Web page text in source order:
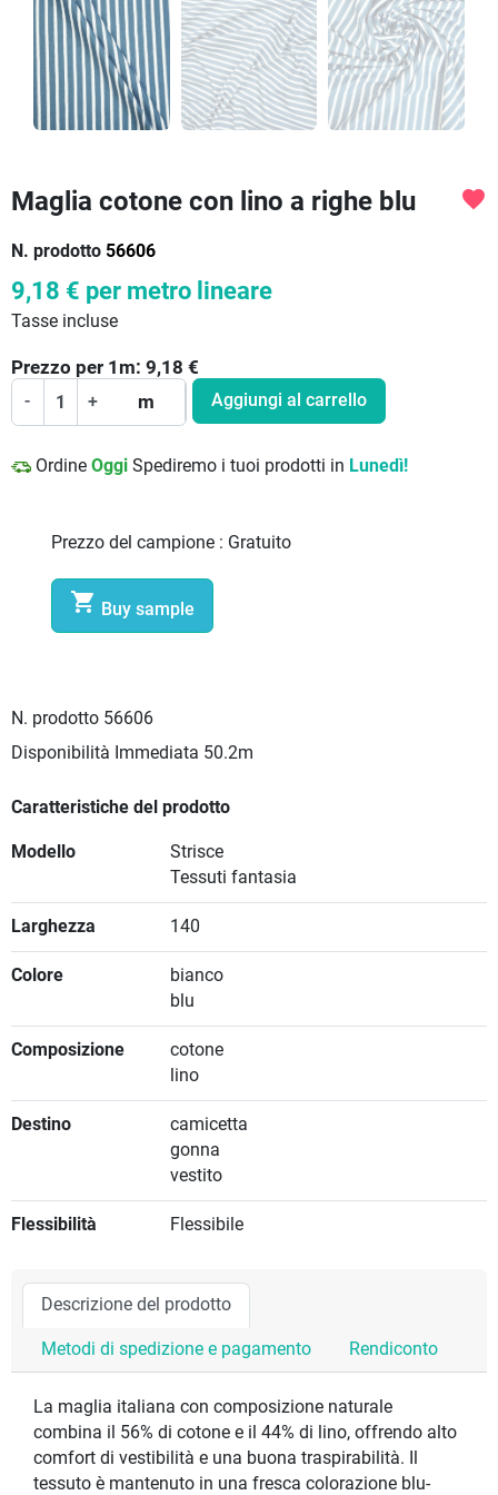
Maglia cotone con lino a righe blu
N. prodotto 56606
favorite
9,18 € per metro lineare
Tasse incluse
Prezzo per 1 m: 9,18 €
- + m Aggiungi al carrello
Ordine Oggi Spediremo i tuoi prodotti in Lunedì!
Prezzo del campione : Gratuito
 Buy sample
N. prodotto 56606
Disponibilità Immediata 50.2m
Caratteristiche del prodotto
Modello
Strisce
Tessuti fantasia
Larghezza 140
Colore
bianco
blu
Composizione
cotone
lino
Destino
camicetta
gonna
vestito
Flessibilità Flessibile
Descrizione del prodotto
Metodi di spedizione e pagamento Rendiconto
La maglia italiana con composizione naturale
combina il 56% di cotone e il 44% di lino, offrendo alto
comfort di vestibilità e una buona traspirabilità. Il
tessuto è mantenuto in una fresca colorazione blu-